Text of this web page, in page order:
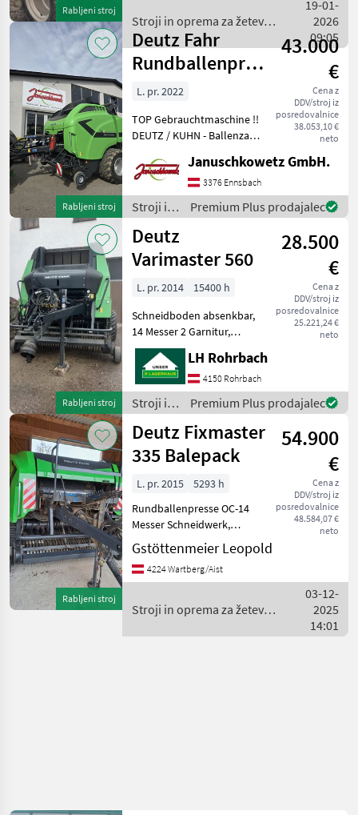
Rabljeni stroj
Schneidwerk mit 2.
Messersatz, H
Stroji in oprema za žetev
in spravilo / Deutz Fahr
19-01-
2026
09:05
Rabljeni stroj
Deutz Fahr
Rundballenpresse
mit variabler
Kammer
43.000
€
Cena z
DDV/stroj iz
posredovalnice
38.053,10 €
neto
L. pr. 2022
TOP Gebrauchtmaschine !!
DEUTZ / KUHN - Ballenzahl:
Schneidrotor mit große
Seitenschnecken - OC 23
Messer Schneidwerk mit
Doppelrotorzin
Januschkowetz GmbH.
3376 Ennsbach
Stroji in
oprema
za žetev
in
spravilo
/ Deutz
Premium Plus prodajalec
Rabljeni stroj
Deutz
Varimaster 560
28.500
€
Cena z
DDV/stroj iz
posredovalnice
25.221,24 €
neto
L. pr. 2014
15400 h
Schneidboden absenkbar,
14 Messer 2 Garnitur,
Riemen nur 1000 Ballen
gelaufen, Rotorkette neu,
Privatverkauf! centralno
mazanje: ročno, komora
balirke: spremenljivo, z
LH Rohrbach
4150 Rohrbach
Stroji in
oprema
za žetev
in
spravilo
/ Deutz
Premium Plus prodajalec
Rabljeni stroj
Deutz Fixmaster
335 Balepack
54.900
€
Cena z
DDV/stroj iz
posredovalnice
48.584,07 €
neto
L. pr. 2015
5293 h
Rundballenpresse OC-14
Messer Schneidwerk,
Tandemachse mit
Druckluftanlage Bereifung
500/45-22, 5 Starre Pick-up,
Zugöse 40mm 3D-Wic
Gstöttenmeier Leopold
4224 Wartberg/Aist
Stroji in oprema za žetev
03-12-
2025
14:01